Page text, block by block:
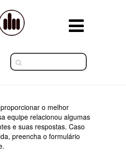
o melhor
equipe relacionou algumas
e suas respostas. Caso
preencha o formulário